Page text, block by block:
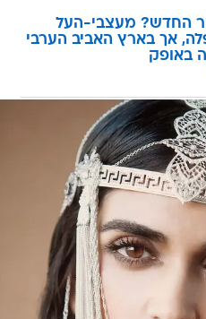
החדש? מעצבי-העל
אך בארץ האביב הערבי
באופק